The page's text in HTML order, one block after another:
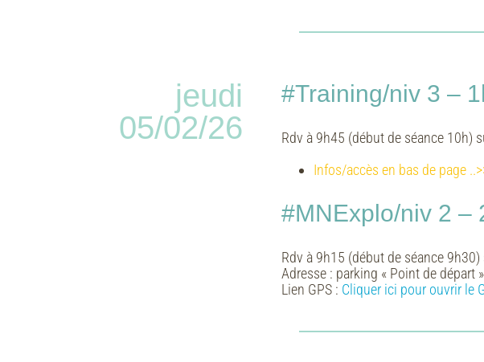
jeudi
05/02/26
#Training/niv 3 –
Rdv à 9h45 (début de séance 10h)
Infos/accès en bas de page
#MNExplo/niv 2 –
Rdv à 9h15 (début de séance
Adresse : parking « Point de départ
Lien GPS : Cliquer ici pour ouvrir le